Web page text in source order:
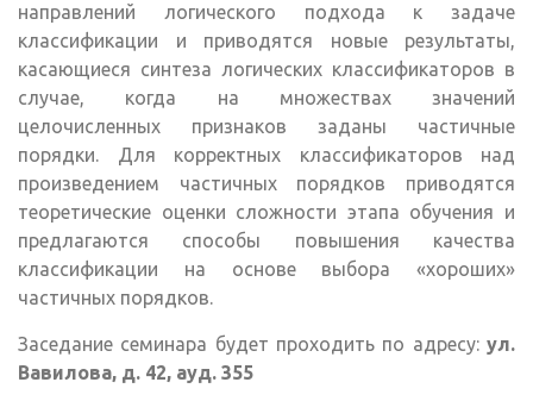
направлений логического подхода к задаче
классификации и приводятся новые результаты,
касающиеся синтеза логических классификаторов в
случае, когда на множествах значений
целочисленных признаков заданы частичные
порядки. Для корректных классификаторов над
произведением частичных порядков приводятся
теоретические оценки сложности этапа обучения и
предлагаются способы повышения качества
классификации на основе выбора «хороших»
частичных порядков.
Заседание семинара будет проходить по адресу: ул.
Вавилова, д. 42, ауд. 355